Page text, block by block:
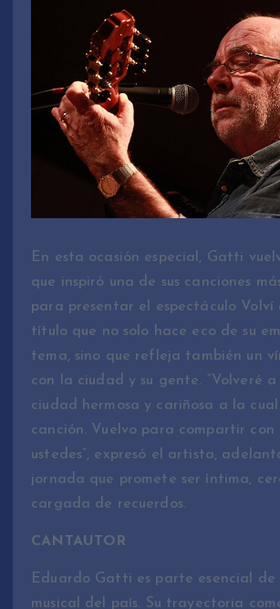
En esta ocasión especial, Gatti
que inspiró una de sus canciones
para presentar el espectáculo Volví
título que no solo hace eco de su
tema, sino que refleja también un
con la ciudad y su gente. “Volveré
ciudad hermosa y cariñosa a la cual
canción. Vuelvo para compartir con
ustedes”, expresó el artista,
jornada que promete ser íntima,
cargada de recuerdos.
CANTAUTOR
Eduardo Gatti es parte esencial de
musical del país. Su trayectoria